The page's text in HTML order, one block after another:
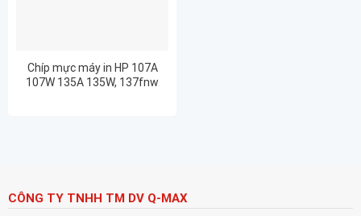
Chíp mực máy in HP 107A
107W 135A 135W, 137fnw
CÔNG TY TNHH TM DV Q-MAX